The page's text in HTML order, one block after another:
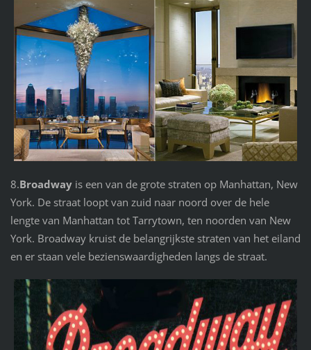
8.Broadwayis een van de grote straten op Manhattan, New
York. De straat loopt van zuid naar noord over de hele
lengte van Manhattan tot Tarrytown, ten noorden van New
York. Broadway kruist de belangrijkste straten van het eiland
en er staan vele bezienswaardigheden langs de straat.